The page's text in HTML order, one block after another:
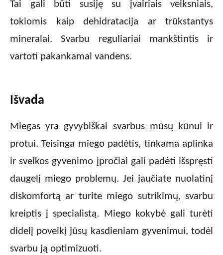
Tai gali būti susiję su įvairiais veiksniais,
tokiomis kaip dehidratacija ar trūkstantys
mineralai. Svarbu reguliariai mankštintis ir
vartoti pakankamai vandens.
Išvada
Miegas yra gyvybiškai svarbus mūsų kūnui ir
protui. Teisinga miego padėtis, tinkama aplinka
ir sveikos gyvenimo įpročiai gali padėti išspręsti
daugelį miego problemų. Jei jaučiate nuolatinį
diskomfortą ar turite miego sutrikimų, svarbu
kreiptis į specialistą. Miego kokybė gali turėti
didelį poveikį jūsų kasdieniam gyvenimui, todėl
svarbu ją optimizuoti.